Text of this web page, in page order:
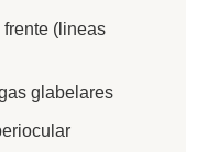
(lineas
glabelares